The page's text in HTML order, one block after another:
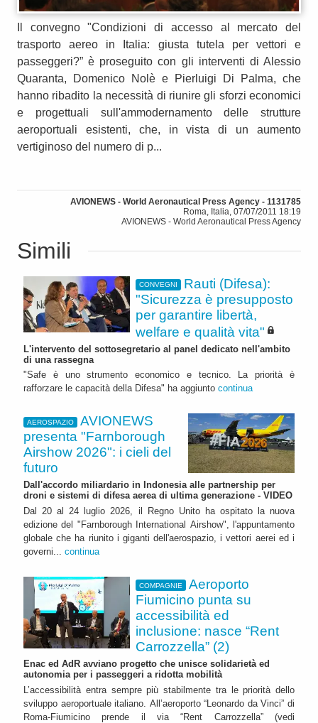
Il convegno "Condizioni di accesso al mercato del
trasporto aereo in Italia: giusta tutela per vettori e
passeggeri?” è proseguito con gli interventi di Alessio
Quaranta, Domenico Nolè e Pierluigi Di Palma, che
hanno ribadito la necessità di riunire gli sforzi economici
e progettuali sull'ammodernamento delle strutture
aeroportuali esistenti, che, in vista di un aumento
vertiginoso del numero di p...
AVIONEWS - World Aeronautical Press Agency - 1131785
Roma, Italia, 07/07/2011 18:19
AVIONEWS - World Aeronautical Press Agency
Simili
CONVEGNI
Rauti (Difesa):
"Sicurezza è presupposto
per garantire libertà,
welfare e qualità vita"
L'intervento del sottosegretario al panel dedicato nell'ambito
di una rassegna
"Safe è uno strumento economico e tecnico. La priorità è
rafforzare le capacità della Difesa" ha aggiunto continua
AEROSPAZIO
AVIONEWS
presenta "Farnborough
Airshow 2026": i cieli del
futuro
Dall'accordo miliardario in Indonesia alle partnership per
droni e sistemi di difesa aerea di ultima generazione - VIDEO
Dal 20 al 24 luglio 2026, il Regno Unito ha ospitato la nuova
edizione del "Farnborough International Airshow", l'appuntamento
globale che ha riunito i giganti dell'aerospazio, i vettori aerei ed i
governi... continua
COMPAGNIE
Aeroporto
Fiumicino punta su
accessibilità ed
inclusione: nasce “Rent
Carrozzella” (2)
Enac ed AdR avviano progetto che unisce solidarietà ed
autonomia per i passeggeri a ridotta mobilità
L’accessibilità entra sempre più stabilmente tra le priorità dello
sviluppo aeroportuale italiano. All’aeroporto “Leonardo da Vinci” di
Roma-Fiumicino prende il via “Rent Carrozzella” (vedi